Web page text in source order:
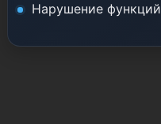
Нарушение функций